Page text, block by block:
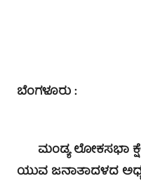
ಬೆಂಗಳೂರು :
ಮಂಡ್ಯ ಲೋಕಸಭಾ
ಯುವ ಜನಾತಾದಳದ